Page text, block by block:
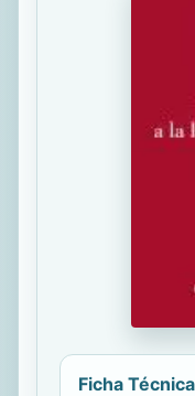
Ficha